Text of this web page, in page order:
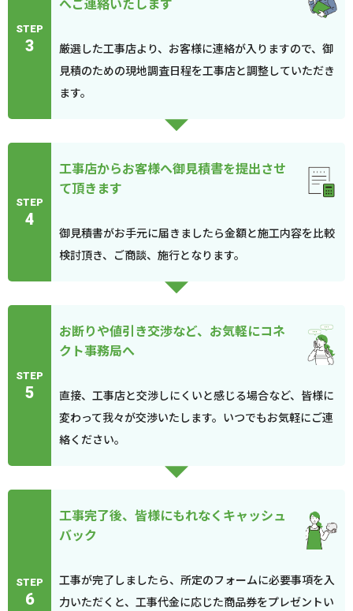
STEP
3
厳選した工事店より、お客様に連絡が入りますので、御
見積のための現地調査日程を工事店と調整していただき
ます。
STEP
4
工事店からお客様へ御見積書を提出させ
て頂きます
御見積書がお手元に届きましたら金額と施工内容を比較
検討頂き、ご商談、施行となります。
STEP
5
お断りや値引き交渉など、お気軽にコネ
クト事務局へ
直接、工事店と交渉しにくいと感じる場合など、皆様に
変わって我々が交渉いたします。いつでもお気軽にご連
絡ください。
STEP
6
工事完了後、皆様にもれなくキャッシュ
バック
工事が完了しましたら、所定のフォームに必要事項を入
力いただくと、工事代金に応じた商品券をプレゼントい